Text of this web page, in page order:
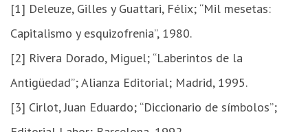
[1] Deleuze, Gilles y Guattari, Félix; “Mil mesetas:
Capitalismo y esquizofrenia”, 1980.
[2] Rivera Dorado, Miguel; “Laberintos de la
Antigüedad”; Alianza Editorial; Madrid, 1995.
[3] Cirlot, Juan Eduardo; “Diccionario de símbolos”;